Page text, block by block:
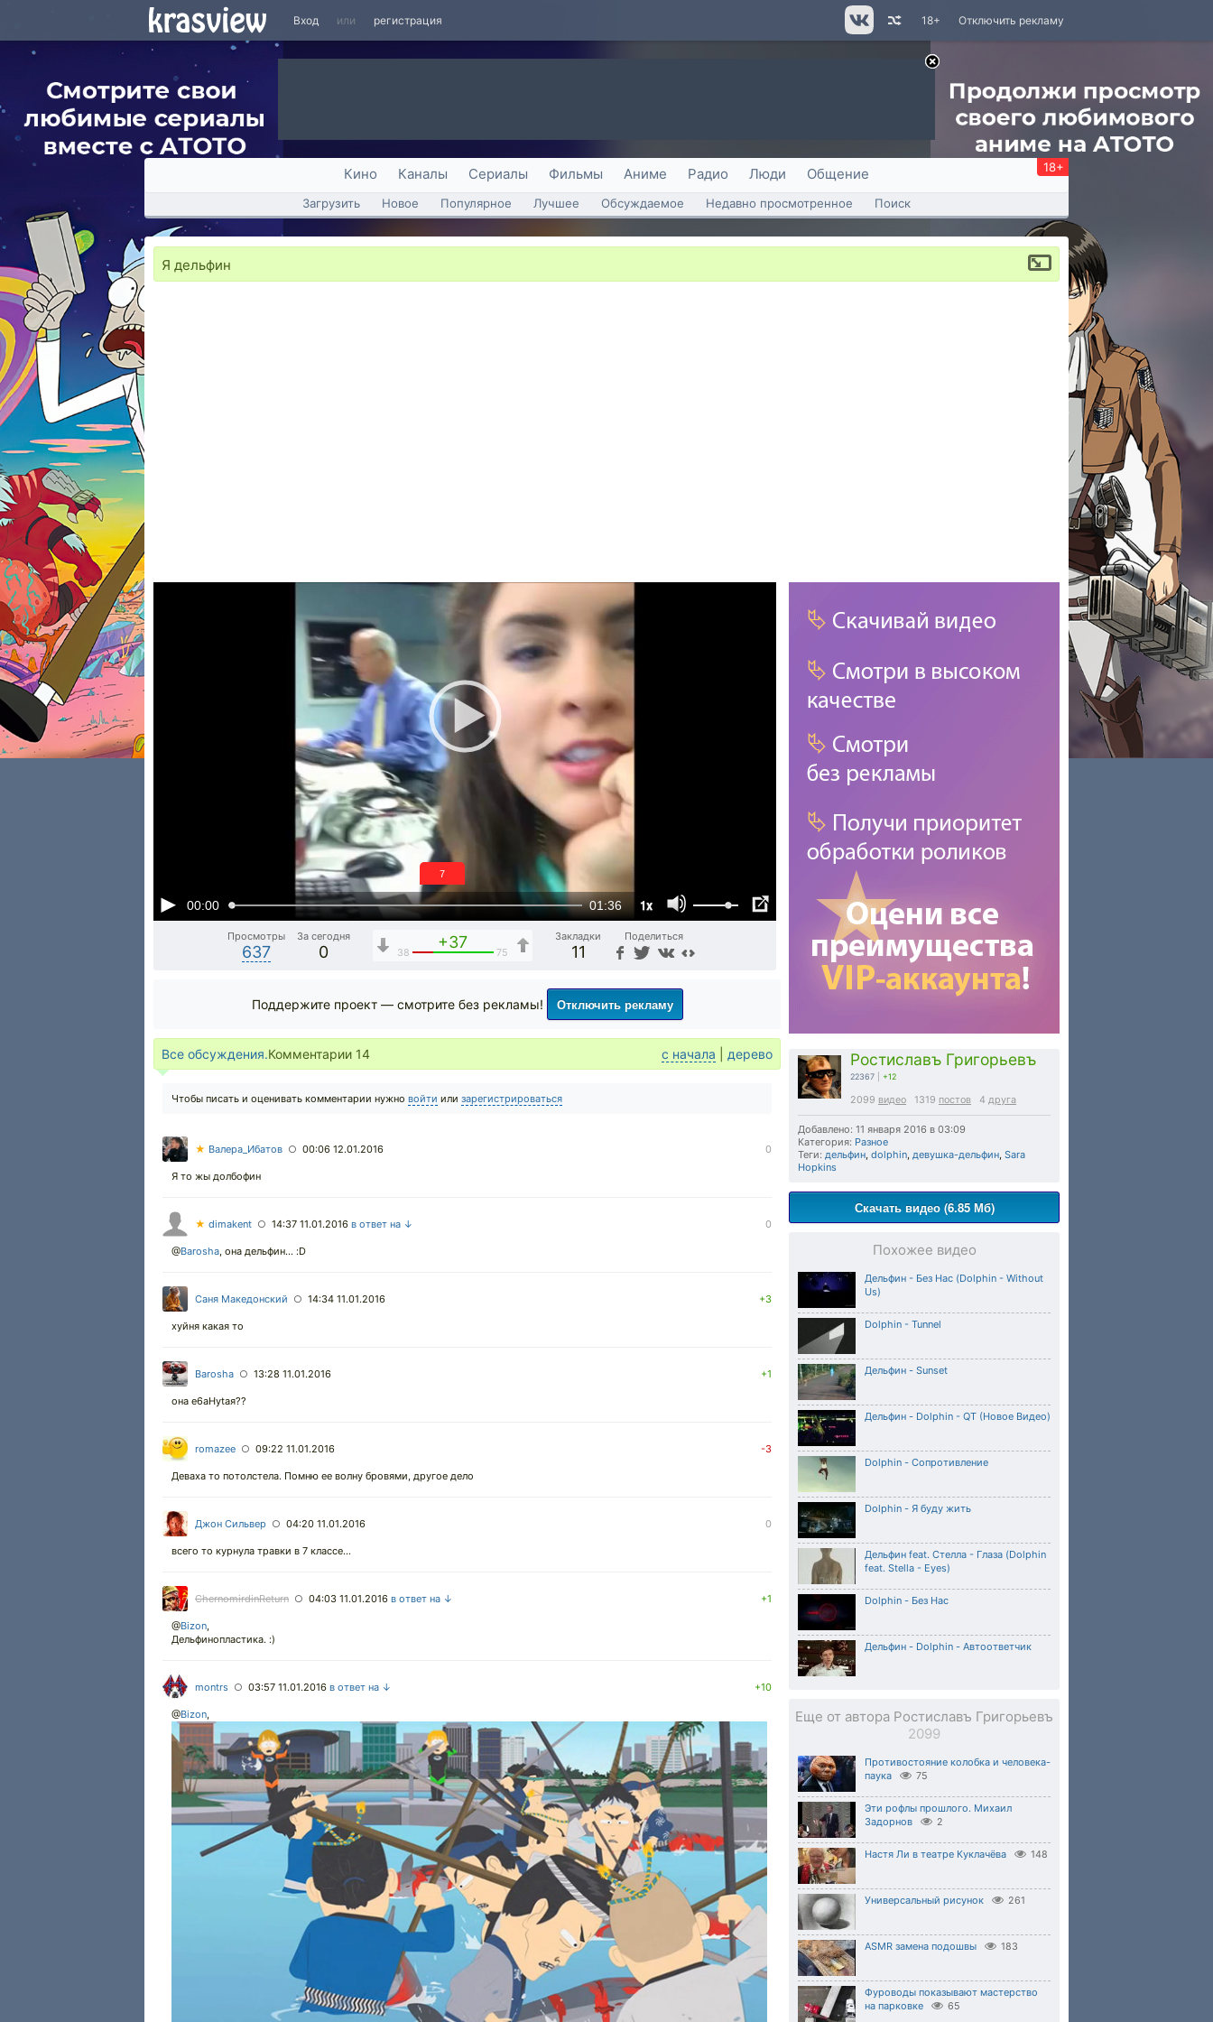
Вход или регистрация Отключить рекламу
18+
Кино Каналы Сериалы Фильмы Аниме Радио Люди Общение 18+
Загрузить Новое Популярное Лучшее Обсуждаемое Недавно просмотренное Поиск
Я дельфин
00:00 01:36 1x
6
Просмотры
637
За сегодня
0
+37
38 75
Закладки
11
Поделиться
Ростиславъ Григорьевъ
22367 +12
2099 видео 1319 постов 4 друга
Добавлено: 11 января 2016 в 03:09
Категория: Разное
Теги: дельфин, dolphin, девушка-дельфин, Sara
Hopkins
Скачать видео (6.85 Мб)
Похожее видео
Дельфин - Без Нас (Dolphin - Without
Us)
Dolphin - Tunnel
Дельфин - Sunset
Дельфин - Dolphin - QT (Новое Видео)
Dolphin - Сопротивление
Dolphin - Я буду жить
Дельфин feat. Стелла - Глаза (Dolphin
feat. Stella - Eyes)
Dolphin - Без Нас
Дельфин - Dolphin - Автоответчик
Еще от автора Ростиславъ Григорьевъ
2099
Противостояние колобка и человека-
паука
75
Эти рофлы прошлого. Михаил
Задорнов
2
Настя Ли в театре Куклачёва 148
Универсальный рисунок 261
ASMR замена подошвы 183
Фуроводы показывают мастерство
на парковке
65
Поддержите проект — смотрите без рекламы! Отключить рекламу
Все обсуждения.Комментарии 14 с начала дерево
Чтобы писать и оценивать комментарии нужно войти или зарегистрироваться
★ Валера_Ибатов ○ 00:06 12.01.2016 0
Я то жы долбофин
★ dimakent ○ 14:37 11.01.2016 в ответ на ↓ 0
@Barosha, она дельфин... :D
Саня Македонский ○ 14:34 11.01.2016 +3
хуйня какая то
Barosha ○ 13:28 11.01.2016 +1
она e6aHytaя??
romazee ○ 09:22 11.01.2016 -3
Деваха то потолстела. Помню ее волну бровями, другое дело
Джон Сильвер ○ 04:20 11.01.2016 0
всего то курнула травки в 7 классе...
ChernomirdinReturn ○ 04:03 11.01.2016 в ответ на ↓ +1
@Bizon,
Дельфинопластика. :)
montrs ○ 03:57 11.01.2016 в ответ на ↓ +10
@Bizon,